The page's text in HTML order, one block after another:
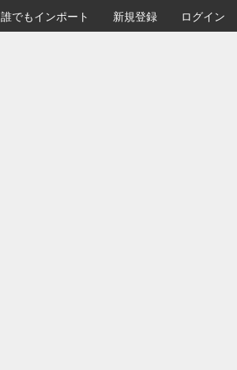
誰でもインポート 新規登録 ログイン